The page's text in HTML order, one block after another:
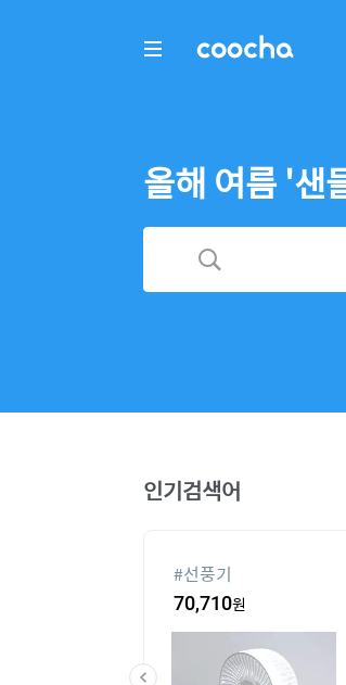
COOCHA
올해 여름 '샌
인기검색어
#선풍기
70,710원